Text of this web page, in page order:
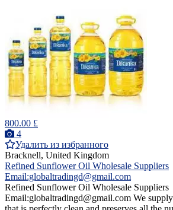
800.00 £
4
Удалить из избранного
Bracknell, United Kingdom
Refined Sunflower Oil Wholesale Suppliers
Email:globaltradingd@gmail.com
Refined Sunflower Oil Wholesale Suppliers
Email:globaltradingd@gmail.com We